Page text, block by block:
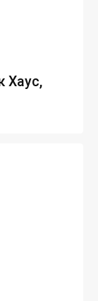
Хаус,